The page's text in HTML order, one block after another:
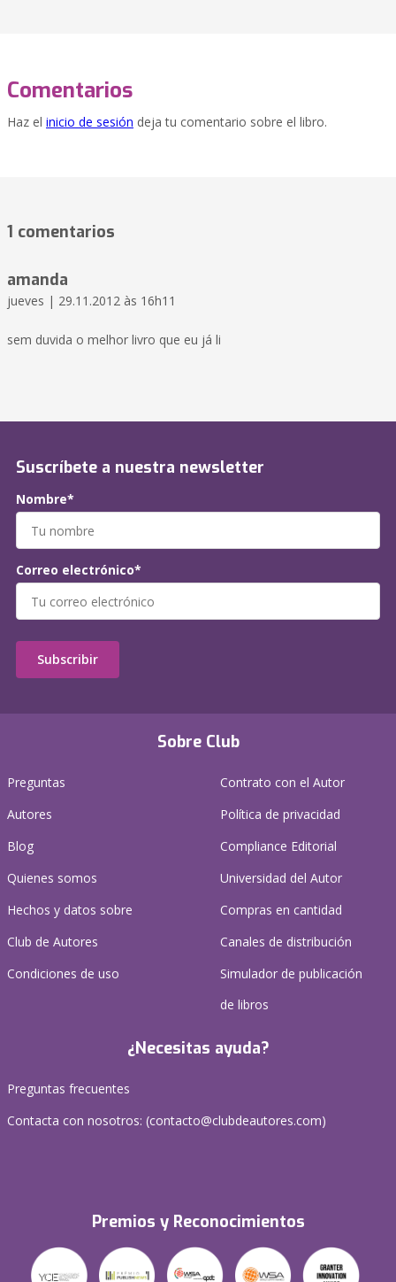
Comentarios
Haz el inicio de sesión deja tu comentario sobre el libro.
1 comentarios
amanda
jueves | 29.11.2012 às 16h11
sem duvida o melhor livro que eu já li
Sobre Club
Preguntas
Autores
Blog
Quienes somos
Hechos y datos sobre
Club de Autores
Condiciones de uso
Contrato con el Autor
Política de privacidad
Compliance Editorial
Universidad del Autor
Compras en cantidad
Canales de distribución
Simulador de publicación
de libros
¿Necesitas ayuda?
Preguntas frecuentes
Contacta con nosotros: (contacto@clubdeautores.com)
Premios y Reconocimientos
Suscríbete a nuestra newsletter
Nombre*
Correo electrónico*
Subscribir